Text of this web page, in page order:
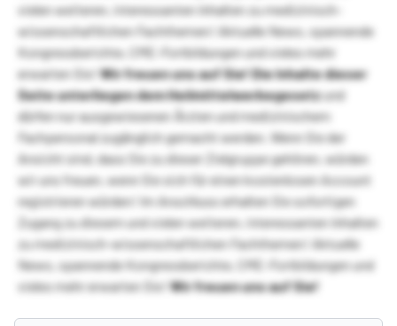
vielen weiteren, interessanten Inhalten zu medizinisch-
wissenschaftlichen Fachthemen! Aktuelle News, spannende
Kongressberichte, CME-Fortbildungen und vieles mehr
erwarten Sie!Wir freuen uns auf Sie!Die Inhalte dieser
Seite unterliegen dem Heilmittelwerbegesetzund
dürfen nur ausgewiesenen Ärzten und medizinischem
Fachpersonal zugänglich gemacht werden. Wenn Sie der
Ansicht sind, dass Sie zu dieser Zielgruppe gehören, würden
wir uns freuen, wenn Sie sich für einen kostenlosen Account
registrieren würden! Im Anschluss erhalten Sie sofortigen
Zugang zu diesem und vielen weiteren, interessanten Inhalten
zu medizinisch-wissenschaftlichen Fachthemen! Aktuelle
News, spannende Kongressberichte, CME-Fortbildungen und
vieles mehr erwarten Sie!Wir freuen uns auf Sie!